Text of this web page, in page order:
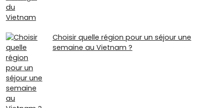
Choisir quelle région pour un séjour une
semaine au Vietnam ?